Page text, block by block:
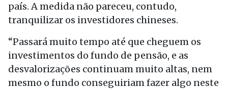
país. A medida não pareceu, contudo,
tranquilizar os investidores chineses.
“Passará muito tempo até que cheguem os
investimentos do fundo de pensão, e as
desvalorizações continuam muito altas, nem
mesmo o fundo conseguiriam fazer algo neste